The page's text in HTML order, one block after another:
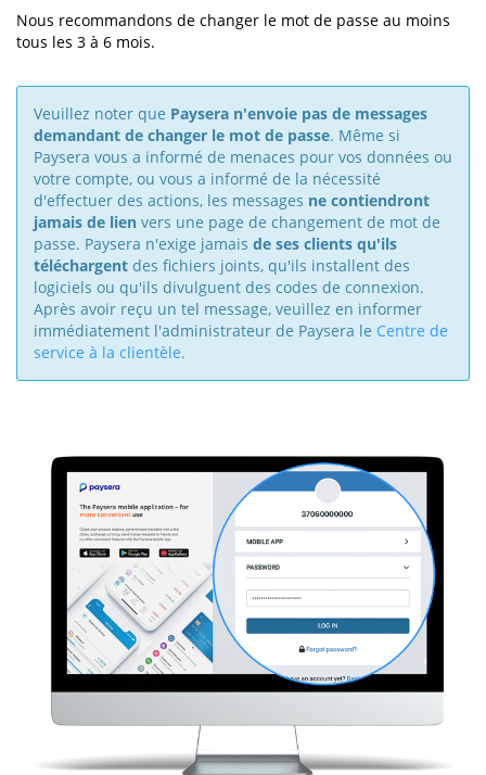
Nous recommandons de changer le mot de passe au moins
tous les 3 à 6 mois.
Veuillez noter que Paysera n'envoie pas de messages
demandant de changer le mot de passe. Même si
Paysera vous a informé de menaces pour vos données ou
votre compte, ou vous a informé de la nécessité
d'effectuer des actions, les messages ne contiendront
jamais de lien vers une page de changement de mot de
passe. Paysera n'exige jamais de ses clients qu'ils
téléchargent des fichiers joints, qu'ils installent des
logiciels ou qu'ils divulguent des codes de connexion.
Après avoir reçu un tel message, veuillez en informer
immédiatement l'administrateur de Paysera le Centre de
service à la clientèle.